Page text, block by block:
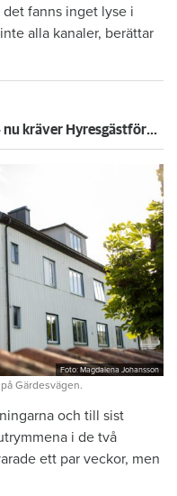
fanns inget lyse i
alla kanaler, berättar
Efter misär i flera år – nu kräver Hyresgästföreningen tvångsförvaltning av hyreshuset
Foto: Magdalena Johansson
Gärdesvägen.
och till sist
i de två
ett par veckor, men